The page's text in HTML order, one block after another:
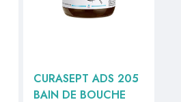
CURASEPT ADS 205
BAIN DE BOUCHE